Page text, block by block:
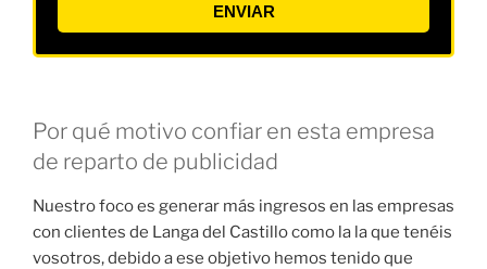
ENVIAR
Por qué motivo confiar en esta empresa
de reparto de publicidad
Nuestro foco es generar más ingresos en las empresas
con clientes de Langa del Castillo como la la que tenéis
vosotros, debido a ese objetivo hemos tenido que